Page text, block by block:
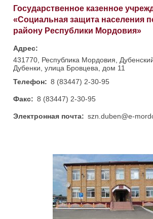
Государственное казенное
«Социальная защита населения
району Республики Мордовия»
Адрес:
431770, Республика Мордовия,
Дубенки, улица Бровцева, дом 11
Телефон: 8 (83447) 2-30-95
Факс: 8 (83447) 2-30-95
Электронная почта: szn.duben@e-